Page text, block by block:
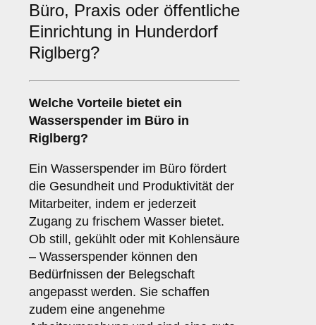
Büro, Praxis oder öffentliche
Einrichtung in Hunderdorf
Riglberg?
Welche Vorteile bietet ein
Wasserspender im Büro in
Riglberg?
Ein Wasserspender im Büro fördert
die Gesundheit und Produktivität der
Mitarbeiter, indem er jederzeit
Zugang zu frischem Wasser bietet.
Ob still, gekühlt oder mit Kohlensäure
– Wasserspender können den
Bedürfnissen der Belegschaft
angepasst werden. Sie schaffen
zudem eine angenehme